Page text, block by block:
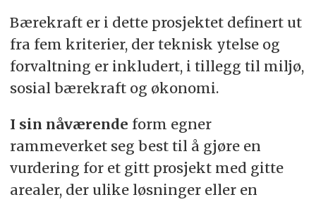
Bærekraft er i dette prosjektet definert ut
fra fem kriterier, der teknisk ytelse og
forvaltning er inkludert, i tillegg til miljø,
sosial bærekraft og økonomi.
I sin nåværende form egner
rammeverket seg best til å gjøre en
vurdering for et gitt prosjekt med gitte
arealer, der ulike løsninger eller en